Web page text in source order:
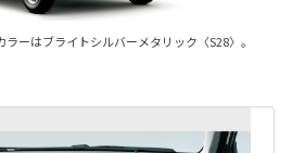
ーはブライトシルバーメタリック〈S28〉。